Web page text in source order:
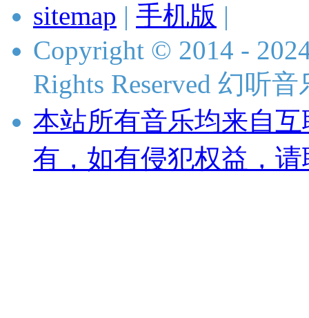
sitemap | 手机版 |
Copyright © 2014 -
Rights Reserved 幻听
本站所有音乐均来自
有，如有侵犯权益，